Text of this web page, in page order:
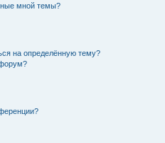
мной темы?
на определённую тему?